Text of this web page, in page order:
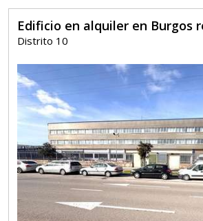
Edificio en alquiler en Burgos
Distrito 10